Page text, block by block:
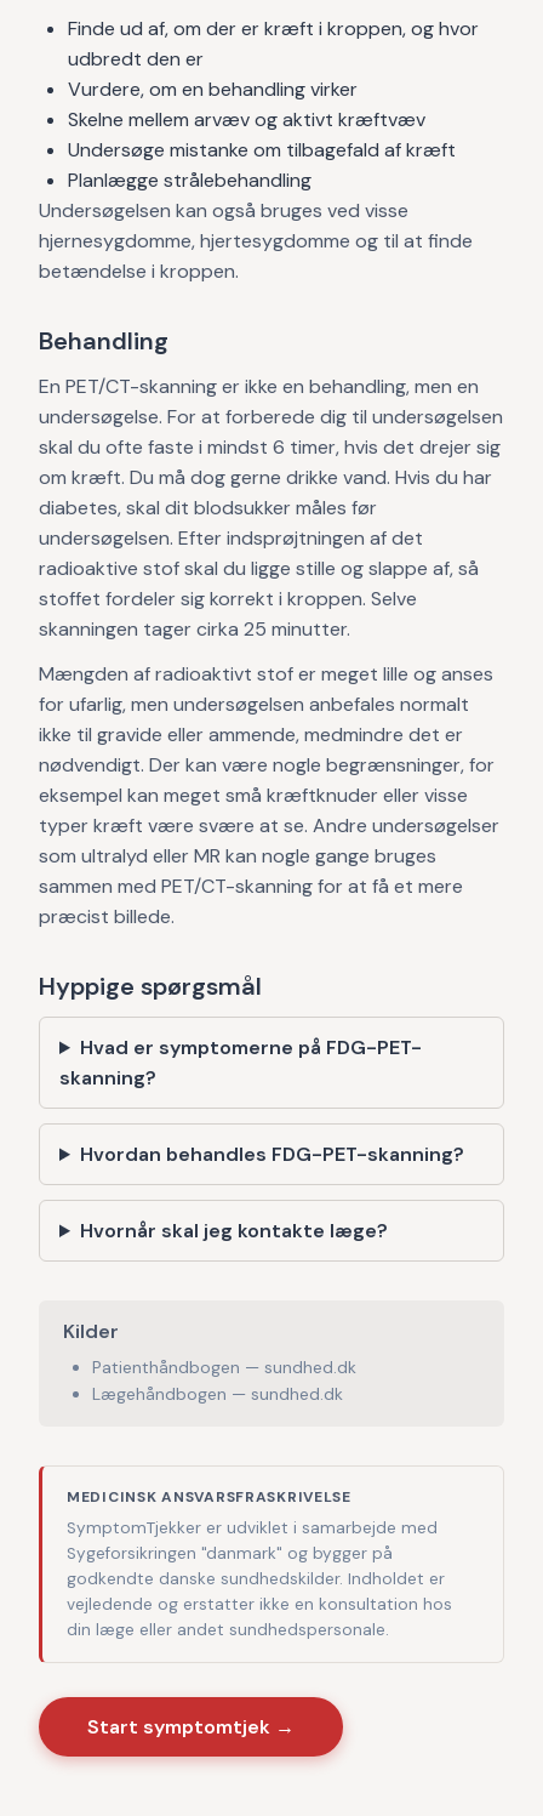
Finde ud af, om der er kræft i kroppen, og hvor
udbredt den er
Vurdere, om en behandling virker
Skelne mellem arvæv og aktivt kræftvæv
Undersøge mistanke om tilbagefald af kræft
Planlægge strålebehandling
Undersøgelsen kan også bruges ved visse
hjernesygdomme, hjertesygdomme og til at finde
betændelse i kroppen.
Behandling
En PET/CT-skanning er ikke en behandling, men en
undersøgelse. For at forberede dig til undersøgelsen
skal du ofte faste i mindst 6 timer, hvis det drejer sig
om kræft. Du må dog gerne drikke vand. Hvis du har
diabetes, skal dit blodsukker måles før
undersøgelsen. Efter indsprøjtningen af det
radioaktive stof skal du ligge stille og slappe af, så
stoffet fordeler sig korrekt i kroppen. Selve
skanningen tager cirka 25 minutter.
Mængden af radioaktivt stof er meget lille og anses
for ufarlig, men undersøgelsen anbefales normalt
ikke til gravide eller ammende, medmindre det er
nødvendigt. Der kan være nogle begrænsninger, for
eksempel kan meget små kræftknuder eller visse
typer kræft være svære at se. Andre undersøgelser
som ultralyd eller MR kan nogle gange bruges
sammen med PET/CT-skanning for at få et mere
præcist billede.
Hyppige spørgsmål
Hvad er symptomerne på FDG-PET-
skanning?
Hvordan behandles FDG-PET-skanning?
Hvornår skal jeg kontakte læge?
Kilder
Patienthåndbogen — sundhed.dk
Lægehåndbogen — sundhed.dk
MEDICINSK ANSVARSFRASKRIVELSE
SymptomTjekker er udviklet i samarbejde med
Sygeforsikringen "danmark" og bygger på
godkendte danske sundhedskilder. Indholdet er
vejledende og erstatter ikke en konsultation hos
din læge eller andet sundhedspersonale.
Start symptomtjek →